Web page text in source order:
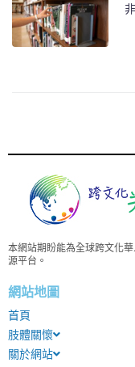
本網站期盼能為全球跨文化
源平台。
網站地圖
首頁
肢體關懷
關於網站